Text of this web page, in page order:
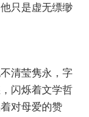
只是虚无缥缈
清莹隽永，字
闪烁着文学哲
对母爱的赞